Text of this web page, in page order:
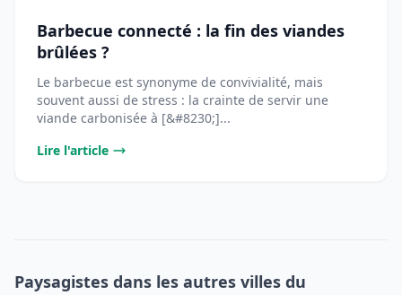
Barbecue connecté : la fin des viandes
brûlées ?
Le barbecue est synonyme de convivialité, mais
souvent aussi de stress : la crainte de servir une
viande carbonisée à [&#8230;]...
Lire l'article
Paysagistes dans les autres villes du